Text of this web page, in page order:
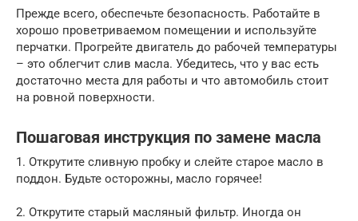
Прежде всего, обеспечьте безопасность. Работайте в
хорошо проветриваемом помещении и используйте
перчатки. Прогрейте двигатель до рабочей температуры
– это облегчит слив масла. Убедитесь, что у вас есть
достаточно места для работы и что автомобиль стоит
на ровной поверхности.
Пошаговая инструкция по замене масла
1. Открутите сливную пробку и слейте старое масло в
поддон. Будьте осторожны, масло горячее!
2. Открутите старый масляный фильтр. Иногда он